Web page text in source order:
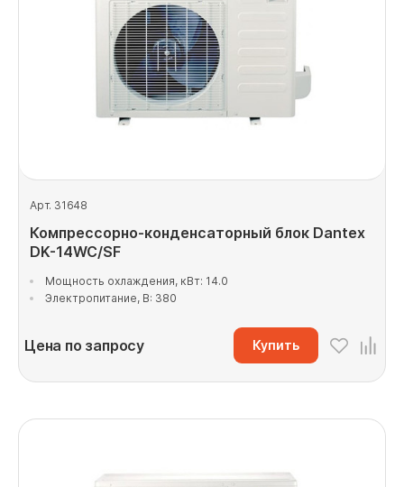
Арт. 31648
Компрессорно-конденсаторный блок Dantex
DK-14WC/SF
Мощность охлаждения, кВт: 14.0
Электропитание, В: 380
Цена по запросу Купить